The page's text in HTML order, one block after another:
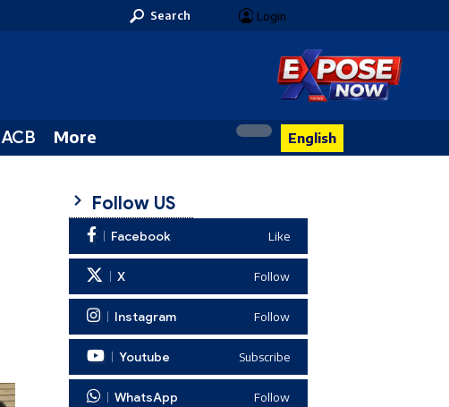
Search Login
ACB More English
Follow US
Facebook Like
X Follow
Instagram Follow
Youtube Subscribe
WhatsApp Follow